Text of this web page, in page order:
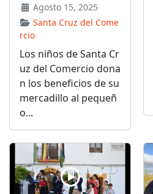
Agosto 15, 2025
Santa Cruz del Come
rcio
Los niños de Santa Cr
uz del Comercio dona
n los beneficios de su
mercadillo al pequeñ
o...